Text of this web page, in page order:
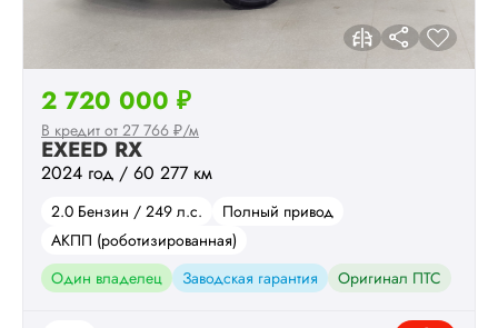
EXEED RX
2024 год / 60 277 км
2.0 Бензин / 249 л.с.
Полный привод
АКПП (роботизированная)
Один владелец
Заводская гарантия Оригинал ПТС
2 720 000 ₽
В кредит от 27 766 ₽/м